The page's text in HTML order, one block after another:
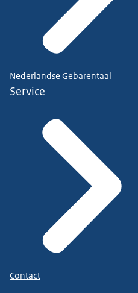
Nederlandse Gebarentaal
Service
Contact